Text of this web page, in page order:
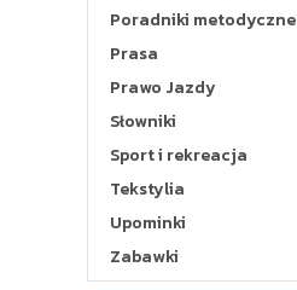
Poradniki metodyczne
Prasa
Prawo Jazdy
Słowniki
Sport i rekreacja
Tekstylia
Upominki
Zabawki